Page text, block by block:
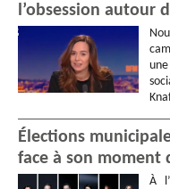
l’obsession autour
Élections
face à son moment
À